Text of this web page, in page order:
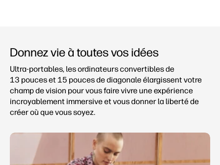
Donnez vie à toutes vos idées
Ultra-portables, les ordinateurs convertibles de
13 pouces et 15 pouces de diagonale élargissent votre
champ de vision pour vous faire vivre une expérience
incroyablement immersive et vous donner la liberté de
créer où que vous soyez.